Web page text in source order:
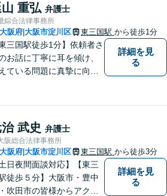
重弘 弁護士
綜合法律事務所
大阪府 大阪市淀川区 東三国駅 から徒歩1分
東三国駅徒歩1分】依頼者さ
お話に丁寧に耳を傾け、
ている問題に真摯に向き
す。まずはお気軽にご相
いらしてください。【休
間相談可】
詳細を見
る
武史 弁護士
阪総合法律事務所
大阪府 大阪市淀川区 東三国駅 から徒歩3分
土日夜間面談対応】【東三
徒歩５分】大阪市・豊中
吹田市の皆様からアクセ
詳細を見
る